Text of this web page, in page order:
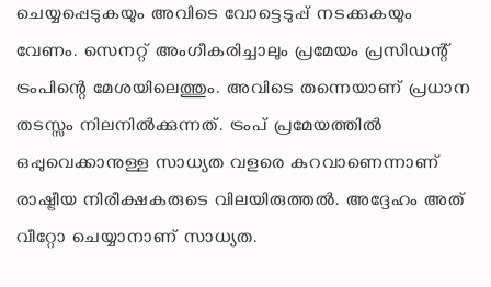
ചെയ്യപ്പെടുകയും അവിടെ വോട്ടെടുപ്പ് നടക്കുകയും
വേണം. സെനറ്റ് അംഗീകരിച്ചാലും പ്രമേയം പ്രസിഡന്റ്
ട്രംപിന്റെ മേശയിലെത്തും. അവിടെ തന്നെയാണ് പ്രധാന
തടസ്സം നിലനിൽക്കുന്നത്. ട്രംപ് പ്രമേയത്തിൽ
ഒപ്പുവെക്കാനുള്ള സാധ്യത വളരെ കുറവാണെന്നാണ്
രാഷ്ട്രീയ നിരീക്ഷകരുടെ വിലയിരുത്തൽ. അദ്ദേഹം അത്
വീറ്റോ ചെയ്യാനാണ് സാധ്യത.